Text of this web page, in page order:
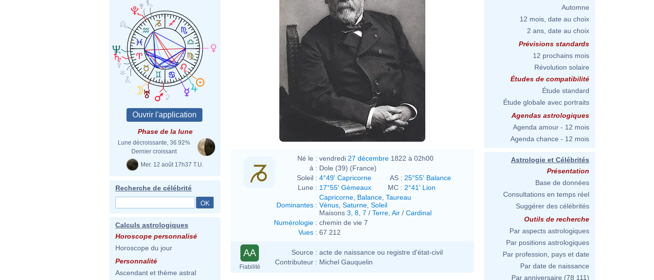
Phase de la lune
Lune décroissante, 36.92%
Dernier croissant
Mer. 12 août 17h37 T.U.
Recherche de célébrité
Calculs astrologiques
Horoscope personnalisé
Horoscope du jour
Personnalité
Ascendant et thème astral
Né le : vendredi 27 décembre 1822 à 02h00
à : Dole (39) (France)
Soleil : 4°49' Capricorne AS : 25°55' Balance
Lune : 17°55' Gémeaux MC : 2°41' Lion
Dominantes :
Capricorne Balance Taureau
Vénus Saturne Soleil
Maisons 3 8 7 / Terre Air / Cardinal
Numérologie : chemin de vie 7
Vues : 67 212
AA
Fiabilité
Source : acte de naissance ou registre d'état-civil
Contributeur : Michel Gauquelin
Automne
12 mois, date au choix
2 ans, date au choix
Prévisions standards
12 prochains mois
Révolution solaire
Études de compatibilité
Étude standard
Étude globale avec portraits
Agendas astrologiques
Agenda amour - 12 mois
Agenda chance - 12 mois
Astrologie et Célébrités
Présentation
Base de données
Consultations en temps réel
Suggérer des célébrités
Outils de recherche
Par aspects astrologiques
Par positions astrologiques
Par profession, pays et date
Par date de naissance
Par anniversaire (78 111)